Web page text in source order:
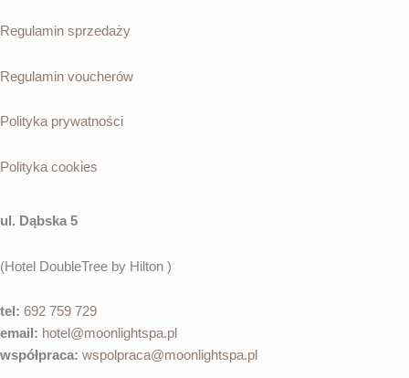
Regulamin sprzedaży
Regulamin voucherów
Polityka prywatności
Polityka cookies
ul. Dąbska 5
(Hotel DoubleTree by Hilton )
tel: 692 759 729
email: hotel@moonlightspa.pl
współpraca: wspolpraca@moonlightspa.pl